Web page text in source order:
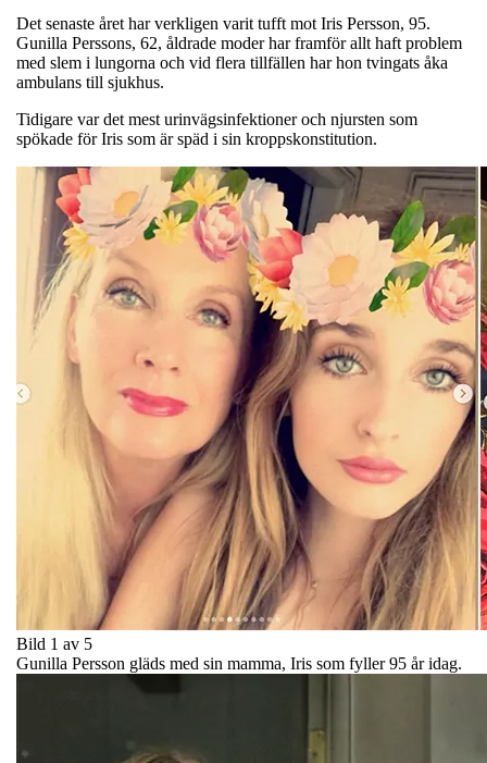
Det senaste året har verkligen varit tufft mot Iris Persson, 95.
Gunilla Perssons, 62, åldrade moder har framför allt haft problem
med slem i lungorna och vid flera tillfällen har hon tvingats åka
ambulans till sjukhus.
Tidigare var det mest urinvägsinfektioner och njursten som
spökade för Iris som är späd i sin kroppskonstitution.
Bild 1 av 5
Gunilla Persson gläds med sin mamma, Iris som fyller 95 år idag.